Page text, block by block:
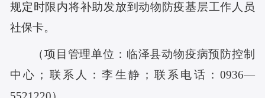
规定时限内将补助发放到动物防疫基层工作人员
社保卡。
（项目管理单位：临泽县动物疫病预防控制
中心；联系人：李生静；联系电话：0936—